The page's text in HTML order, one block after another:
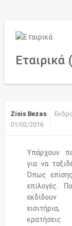
Εταιρικά
Zisis Bezas
01/02/2016
Υπάρχουν
για να
Όπως
επιλογές.
εκδίδουν
κρατήσεις